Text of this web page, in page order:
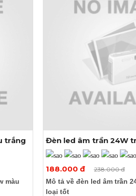
Kích thước (Ø x H):
Khoét lỗ: Ø280mm
trắng
màu
Xem thêm
Đèn led âm trần 24W
188.000 đ 238.000 đ
Mô tả về đèn led âm trần
loại tốt